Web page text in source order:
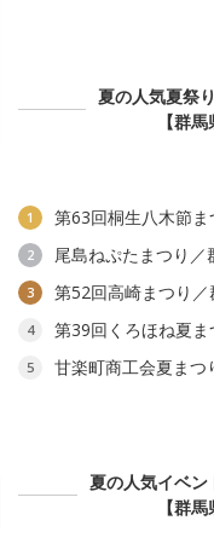
夏の人気夏祭
【群馬
1 第63回桐生八木節
2 尾島ねぷたまつり／
3 第52回高崎まつり／
4 第39回くろほね夏
5
甘楽町商工会夏まつ
夏の人気イベン
【群馬